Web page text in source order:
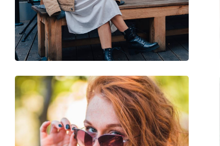
Cod:
HG 1301/S 92Y IR 54